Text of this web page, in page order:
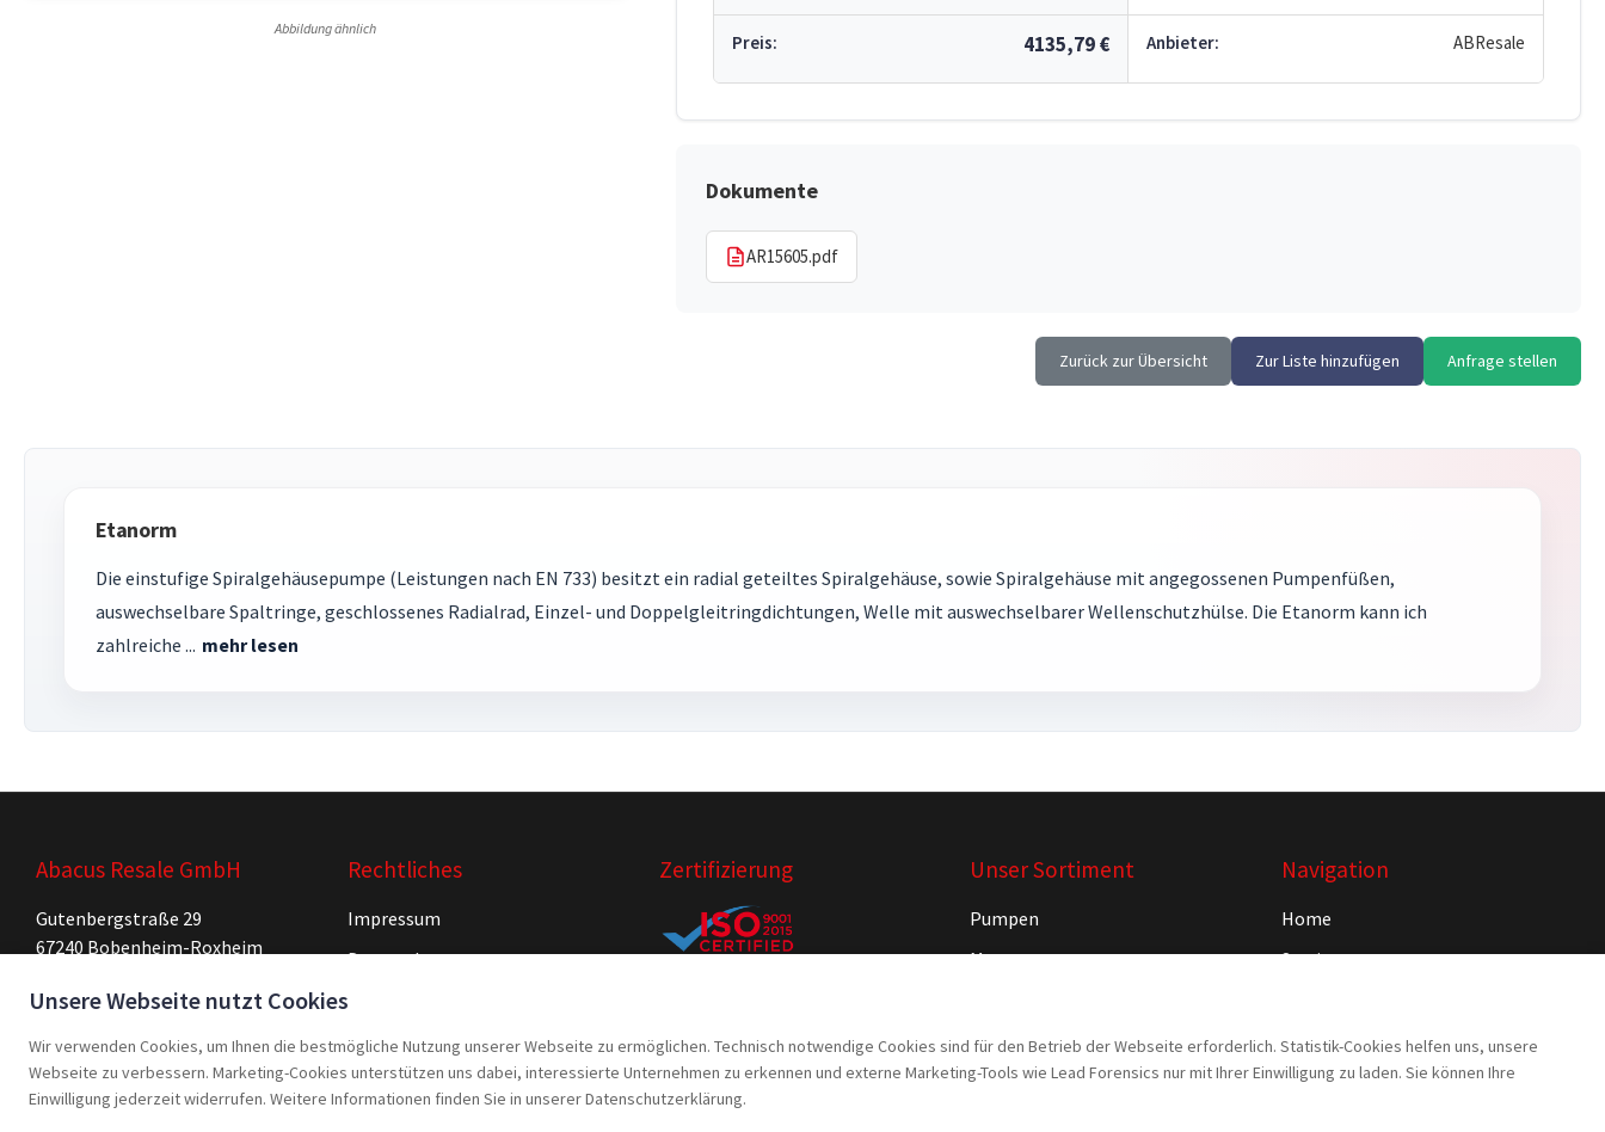
Abbildung ähnlich
Preis: 4135,79 € Anbieter: ABResale
Dokumente
AR15605.pdf
Zurück zur Übersicht Zur Liste hinzufügen Anfrage stellen
Etanorm
Die einstufige Spiralgehäusepumpe (Leistungen nach EN 733) besitzt ein radial geteiltes Spiralgehäuse, sowie Spiralgehäuse mit angegossenen Pumpenfüßen,
auswechselbare Spaltringe, geschlossenes Radialrad, Einzel- und Doppelgleitringdichtungen, Welle mit auswechselbarer Wellenschutzhülse. Die Etanorm kann ich
zahlreiche ... mehr lesen
Abacus Resale GmbH
Gutenbergstraße 29
67240 Bobenheim-Roxheim
Tel: +49 (0)6239 996 65 55
LinkedIn
Rechtliches
Impressum
Datenschutz
AGB
Cookie-Einstellungen
Zertifizierung Unser Sortiment
Pumpen
Motoren
Steuerungen
Navigation
Home
Service
Rebuy
Jobs
Unsere Webseite nutzt Cookies
Wir verwenden Cookies, um Ihnen die bestmögliche Nutzung unserer Webseite zu ermöglichen. Technisch notwendige Cookies sind für den Betrieb der Webseite erforderlich. Statistik-Cookies helfen uns, unsere
Webseite zu verbessern. Marketing-Cookies unterstützen uns dabei, interessierte Unternehmen zu erkennen und externe Marketing-Tools wie Lead Forensics nur mit Ihrer Einwilligung zu laden. Sie können Ihre
Einwilligung jederzeit widerrufen. Weitere Informationen finden Sie in unserer Datenschutzerklärung.